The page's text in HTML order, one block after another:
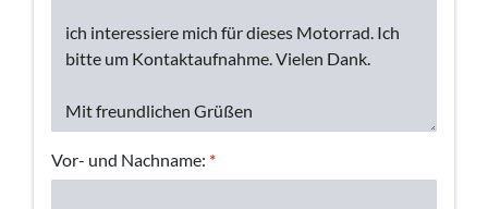
Vor- und Nachname: *